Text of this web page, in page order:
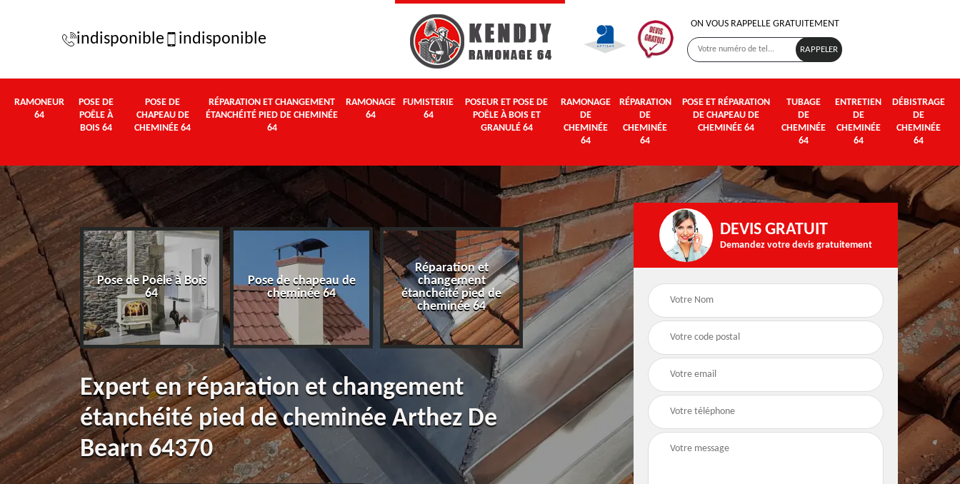
indisponible indisponible
ON VOUS RAPPELLE GRATUITEMENT
RAMONEUR
64
POSE DE
POÊLE À
BOIS 64
POSE DE
CHAPEAU DE
CHEMINÉE 64
RÉPARATION ET CHANGEMENT
ÉTANCHÉITÉ PIED DE CHEMINÉE
64
RAMONAGE
64
FUMISTERIE
64
POSEUR ET POSE DE
POÊLE À BOIS ET
GRANULÉ 64
RAMONAGE
DE
CHEMINÉE
64
RÉPARATION
DE
CHEMINÉE
64
POSE ET RÉPARATION
DE CHAPEAU DE
CHEMINÉE 64
TUBAGE
DE
CHEMINÉE
64
ENTRETIEN
DE
CHEMINÉE
64
DÉBISTRAGE
DE
CHEMINÉE
64
64
Pose de Poêle à Bois
64
Pose de chapeau de
cheminée 64
Réparation et
changement
étanchéité pied de
cheminée 64
Ramonage 64 Fumisterie 64
Poseur et pose de
poêle à bois et
Expert en réparation et changement
étanchéité pied de cheminée Arthez De
Bearn 64370
DEVIS GRATUIT
Demandez votre devis gratuitement